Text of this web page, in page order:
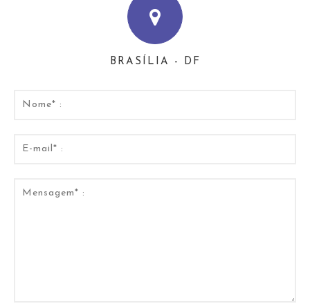
BRASÍLIA - DF